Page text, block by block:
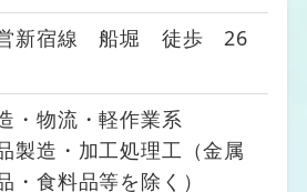
新宿線 船堀 徒歩 26
・物流・軽作業系
製造・加工処理工（金属
・食料品等を除く）